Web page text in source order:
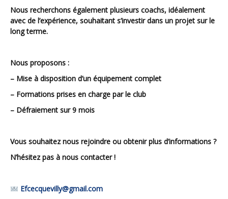
Nous recherchons également plusieurs coachs, idéalement
avec de l’expérience, souhaitant s’investir dans un projet sur le
long terme.
Nous proposons :
– Mise à disposition d’un équipement complet
– Formations prises en charge par le club
– Défraiement sur 9 mois
Vous souhaitez nous rejoindre ou obtenir plus d’informations ?
N’hésitez pas à nous contacter !
Efcecquevilly@gmail.com